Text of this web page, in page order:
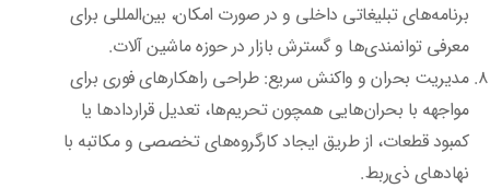
برنامه‌های تبلیغاتی داخلی و در صورت امکان، بین‌المللی برای
معرفی توانمندی‌ها و گسترش بازار در حوزه ماشین آلات.
مدیریت بحران و واکنش سریع: طراحی راهکارهای فوری برای
مواجهه با بحران‌هایی همچون تحریم‌ها، تعدیل قراردادها یا
کمبود قطعات، از طریق ایجاد کارگروه‌های تخصصی و مکاتبه با
نهادهای ذی‌ربط.